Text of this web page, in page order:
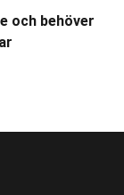
och behöver